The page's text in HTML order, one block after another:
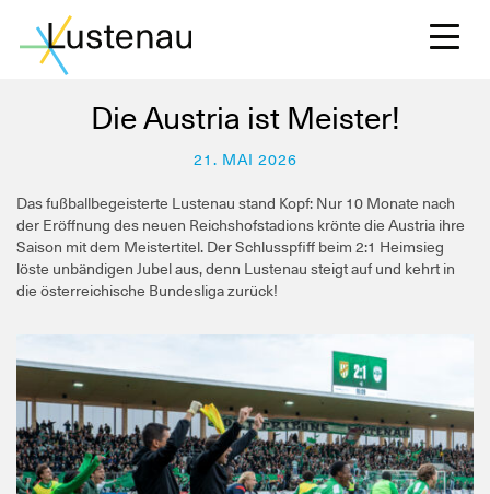
Die Austria ist Meister!
21. MAI 2026
Das fußballbegeisterte Lustenau stand Kopf: Nur 10 Monate nach
der Eröffnung des neuen Reichshofstadions krönte die Austria ihre
Saison mit dem Meistertitel. Der Schlusspfiff beim 2:1 Heimsieg
löste unbändigen Jubel aus, denn Lustenau steigt auf und kehrt in
die österreichische Bundesliga zurück!